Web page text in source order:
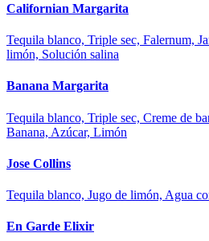
Californian Margarita
Tequila blanco, Triple sec, Falernum,
limón, Solución salina
Banana Margarita
Tequila blanco, Triple sec, Creme de
Banana, Azúcar, Limón
Jose Collins
Tequila blanco, Jugo de limón, Agua
En Garde Elixir